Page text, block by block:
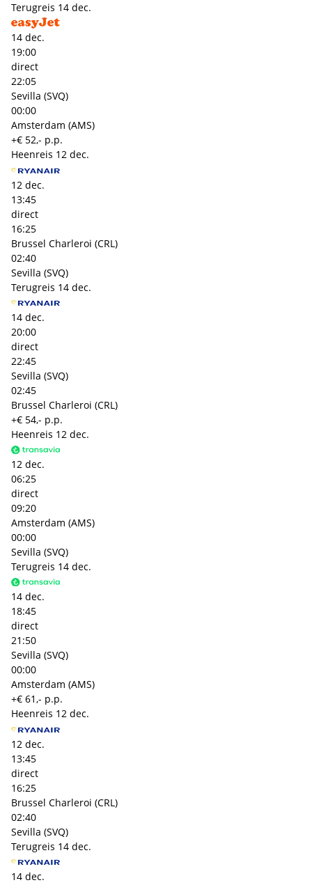
Terugreis 14 dec.
14 dec.
19:00
direct
22:05
Sevilla (SVQ)
00:00
Amsterdam (AMS)
+€ 52,- p.p.
Heenreis 12 dec.
12 dec.
13:45
direct
16:25
Brussel Charleroi (CRL)
02:40
Sevilla (SVQ)
Terugreis 14 dec.
14 dec.
20:00
direct
22:45
Sevilla (SVQ)
02:45
Brussel Charleroi (CRL)
+€ 54,- p.p.
Heenreis 12 dec.
12 dec.
06:25
direct
09:20
Amsterdam (AMS)
00:00
Sevilla (SVQ)
Terugreis 14 dec.
14 dec.
18:45
direct
21:50
Sevilla (SVQ)
00:00
Amsterdam (AMS)
+€ 61,- p.p.
Heenreis 12 dec.
12 dec.
13:45
direct
16:25
Brussel Charleroi (CRL)
02:40
Sevilla (SVQ)
Terugreis 14 dec.
14 dec.